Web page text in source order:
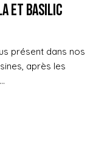
et Basilic
présent dans nos
après les